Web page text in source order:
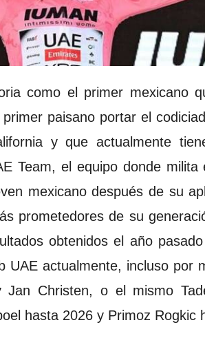
como el primer mexicano
paisano portar el
y que actualmente
Team, el equipo donde milita
mexicano después de su
prometedores de su
obtenidos el año
actualmente, incluso por
Jan Christen, o el mismo
hasta 2026 y Primoz Rogkic